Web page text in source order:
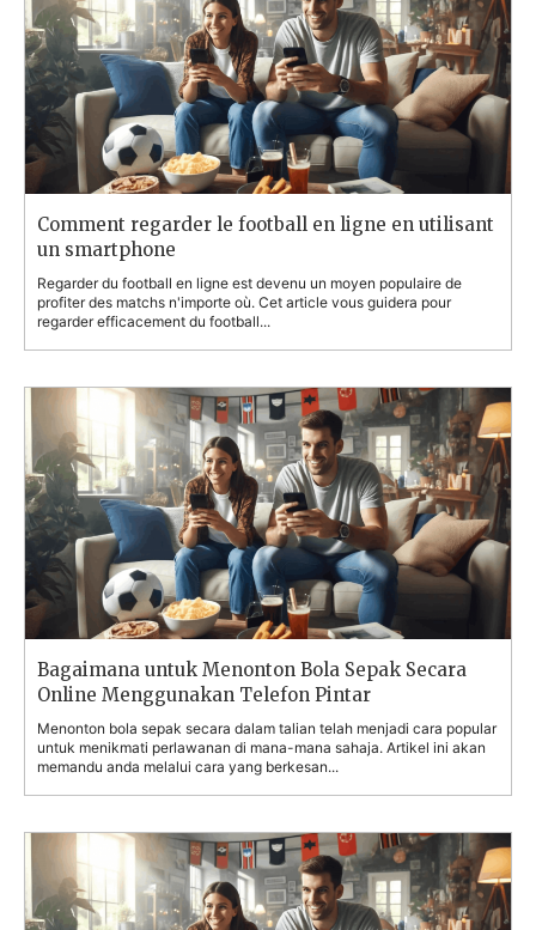
Bagaimana untuk Menonton Bola Sepak Secara
Online Menggunakan Telefon Pintar
untuk menikmati perlawanan di mana-mana sahaja. Artikel ini akan
memandu anda melalui cara yang berkesan...
Como assistir futebol online usando um
smartphone
jogos em qualquer lugar. Este artigo irá guiá-lo(a) de forma eficiente
para assistir futebol online...